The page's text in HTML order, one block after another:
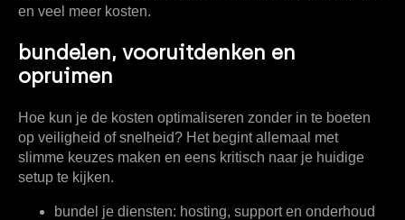
en veel meer kosten.
bundelen, vooruitdenken en
opruimen
Hoe kun je de kosten optimaliseren zonder in te boeten
op veiligheid of snelheid? Het begint allemaal met
slimme keuzes maken en eens kritisch naar je huidige
setup te kijken.
bundel je diensten: hosting, support en onderhoud